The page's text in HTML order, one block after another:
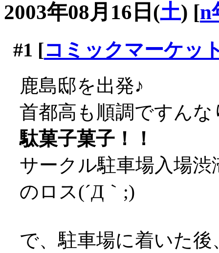
2003年08月16日(土) [n
#1 [コミックマーケッ
鹿島邸を出発♪
首都高も順調ですん
駄菓子菓子！！
サークル駐車場入場
のロス(´Д｀;)
で、駐車場に着いた